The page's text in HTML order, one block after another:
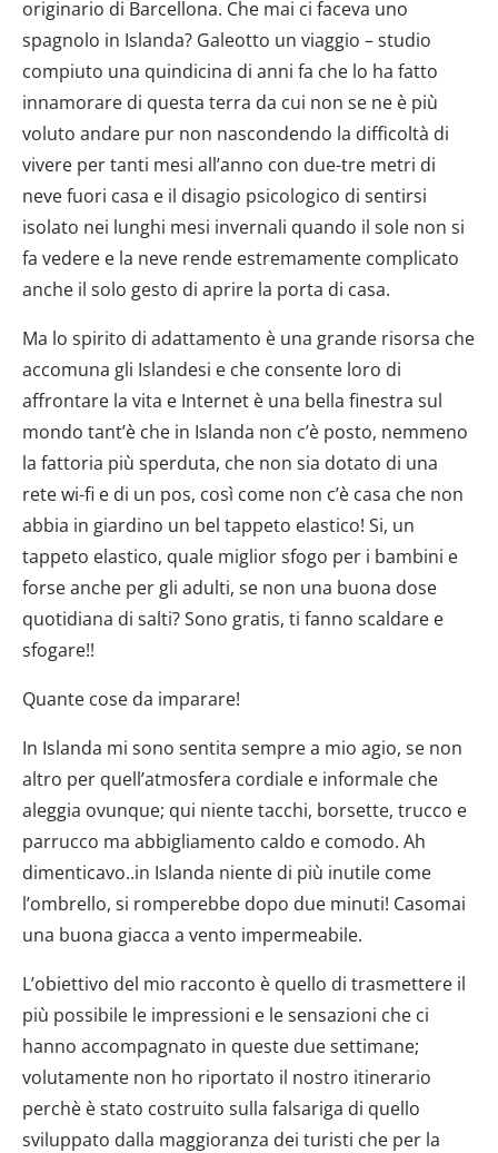
originario di Barcellona. Che mai ci faceva uno
spagnolo in Islanda? Galeotto un viaggio – studio
compiuto una quindicina di anni fa che lo ha fatto
innamorare di questa terra da cui non se ne è più
voluto andare pur non nascondendo la difficoltà di
vivere per tanti mesi all’anno con due-tre metri di
neve fuori casa e il disagio psicologico di sentirsi
isolato nei lunghi mesi invernali quando il sole non si
fa vedere e la neve rende estremamente complicato
anche il solo gesto di aprire la porta di casa.
Ma lo spirito di adattamento è una grande risorsa che
accomuna gli Islandesi e che consente loro di
affrontare la vita e Internet è una bella finestra sul
mondo tant’è che in Islanda non c’è posto, nemmeno
la fattoria più sperduta, che non sia dotato di una
rete wi-fi e di un pos, così come non c’è casa che non
abbia in giardino un bel tappeto elastico! Si, un
tappeto elastico, quale miglior sfogo per i bambini e
forse anche per gli adulti, se non una buona dose
quotidiana di salti? Sono gratis, ti fanno scaldare e
sfogare!!
Quante cose da imparare!
In Islanda mi sono sentita sempre a mio agio, se non
altro per quell’atmosfera cordiale e informale che
aleggia ovunque; qui niente tacchi, borsette, trucco e
parrucco ma abbigliamento caldo e comodo. Ah
dimenticavo..in Islanda niente di più inutile come
l’ombrello, si romperebbe dopo due minuti! Casomai
una buona giacca a vento impermeabile.
L’obiettivo del mio racconto è quello di trasmettere il
più possibile le impressioni e le sensazioni che ci
hanno accompagnato in queste due settimane;
volutamente non ho riportato il nostro itinerario
perchè è stato costruito sulla falsariga di quello
sviluppato dalla maggioranza dei turisti che per la